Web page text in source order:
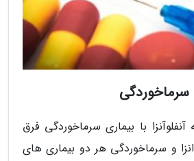
سرماخوردگی
آنفلوآنزا با بیماری سرماخوردگی فرق
و سرماخوردگی هر دو بیماری های